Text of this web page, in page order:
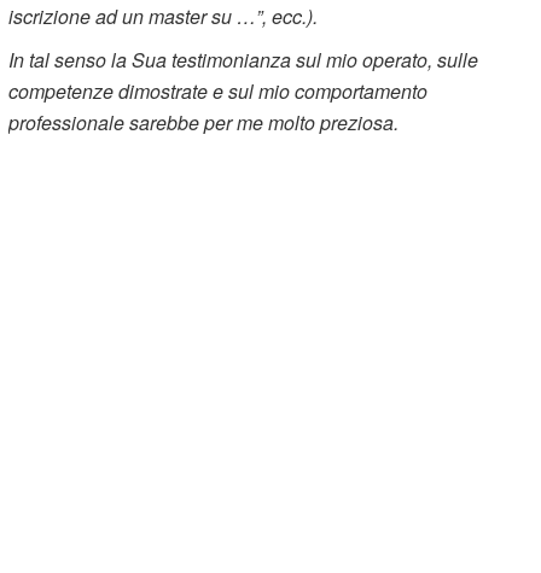
iscrizione ad un master su …”, ecc.).
In tal senso la Sua testimonianza sul mio operato, sulle
competenze dimostrate e sul mio comportamento
professionale sarebbe per me molto preziosa.